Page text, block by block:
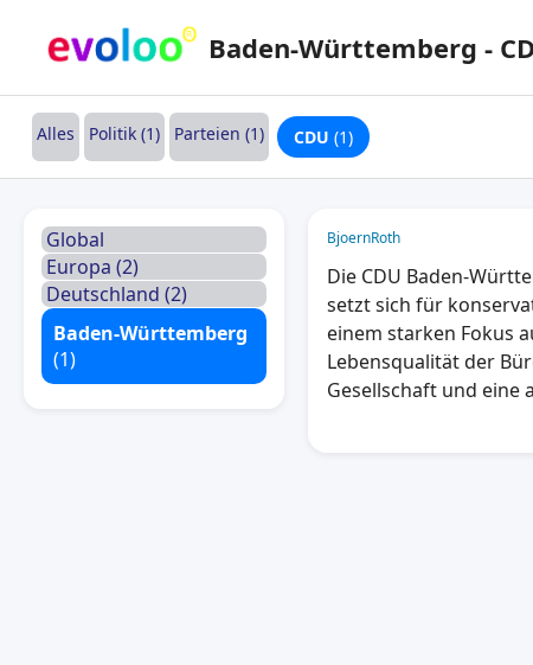
Baden-Württemberg -
Alles Politik (1) Parteien (1) CDU (1)
Global
Europa (2)
Deutschland (2)
Baden-Württemberg
(1)
BjoernRoth
Die CDU Baden-
setzt sich für
einem starken Fokus
Lebensqualität der
Gesellschaft und eine